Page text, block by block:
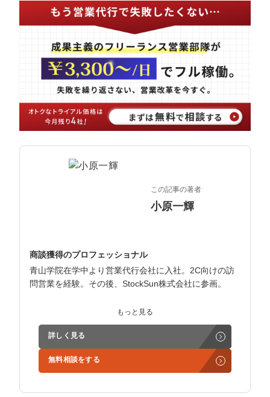
インターン
マーケマネージャー
カスタマーサクセスマネージャー
常勤監査役
内部監査室長
この記事の著者
小原一輝
商談獲得のプロフェッショナル
青山学院在学中より営業代行会社に入社。2C向けの訪
問営業を経験。その後、StockSun株式会社に参画。
インサイドセールス立ち上げ、テレアポ部隊立ち上げな
ど営業支援を担当。
学生時代からに代表岩野の社長秘書として活動。現在は
3社の事業責任者も務めており、Webマーケティングと
もっと見る
詳しく見る
無料相談をする